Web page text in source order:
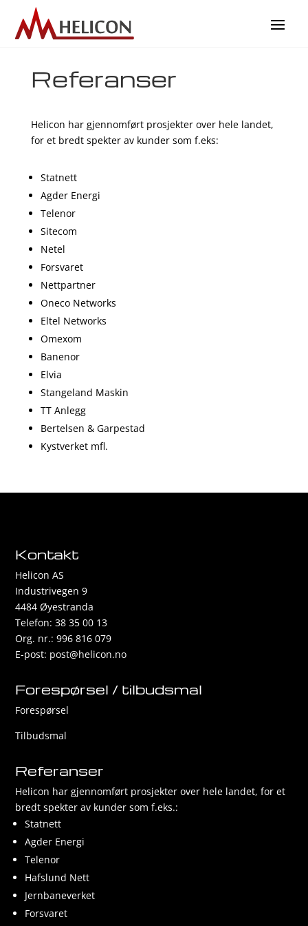
Referanser
Helicon har gjennomført prosjekter over hele landet,
for et bredt spekter av kunder som f.eks:
Statnett
Agder Energi
Telenor
Sitecom
Netel
Forsvaret
Nettpartner
Oneco Networks
Eltel Networks
Omexom
Banenor
Elvia
Stangeland Maskin
TT Anlegg
Bertelsen & Garpestad
Kystverket mfl.
Kontakt
Helicon AS
Industrivegen 9
4484 Øyestranda
Telefon: 38 35 00 13
Org. nr.: 996 816 079
E-post: post@helicon.no
Forespørsel / tilbudsmal
Forespørsel
Tilbudsmal
Referanser
Helicon har gjennomført prosjekter over hele landet, for et
bredt spekter av kunder som f.eks.:
Statnett
Agder Energi
Telenor
Hafslund Nett
Jernbaneverket
Forsvaret